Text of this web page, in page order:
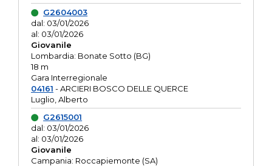
G2604003
dal: 03/01/2026
al: 03/01/2026
Giovanile
Lombardia: Bonate Sotto (BG)
18 m
Gara Interregionale
04161 - ARCIERI BOSCO DELLE QUERCE
Luglio, Alberto
G2615001
dal: 03/01/2026
al: 03/01/2026
Giovanile
Campania: Roccapiemonte (SA)